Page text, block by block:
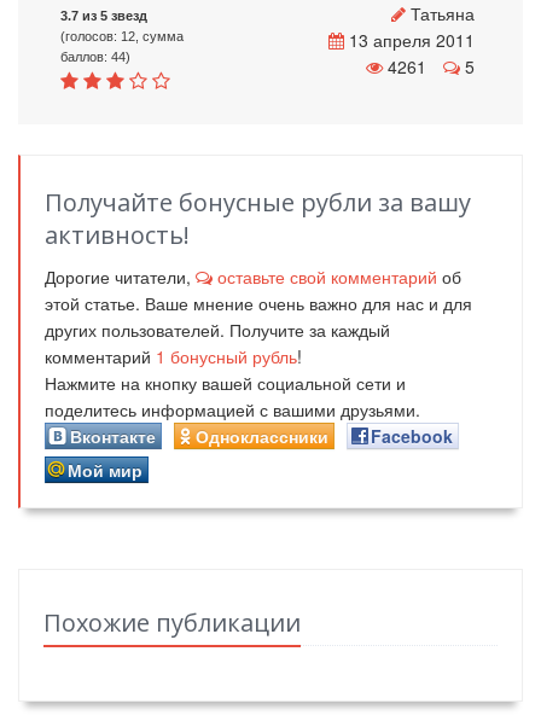
3.7 из 5 звезд
(голосов: 12, сумма
баллов: 44)
Татьяна
13 апреля 2011
4261
5
Получайте бонусные рубли за вашу
активность!
Дорогие читатели, оставьте свой комментарий об
этой статье. Ваше мнение очень важно для нас и для
других пользователей. Получите за каждый
комментарий 1 бонусный рубль!
Нажмите на кнопку вашей социальной сети и
поделитесь информацией с вашими друзьями.
Вконтакте
Одноклассники
Facebook
Мой мир
Похожие публикации